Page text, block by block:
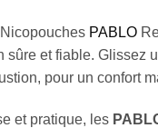
PABLO
sûre et fiable. Glissez
pour un confort
et pratique, les